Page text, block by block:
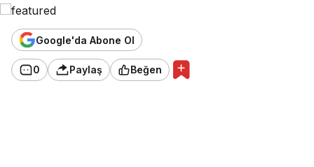
Google'da Abone Ol
0 Paylaş Beğen